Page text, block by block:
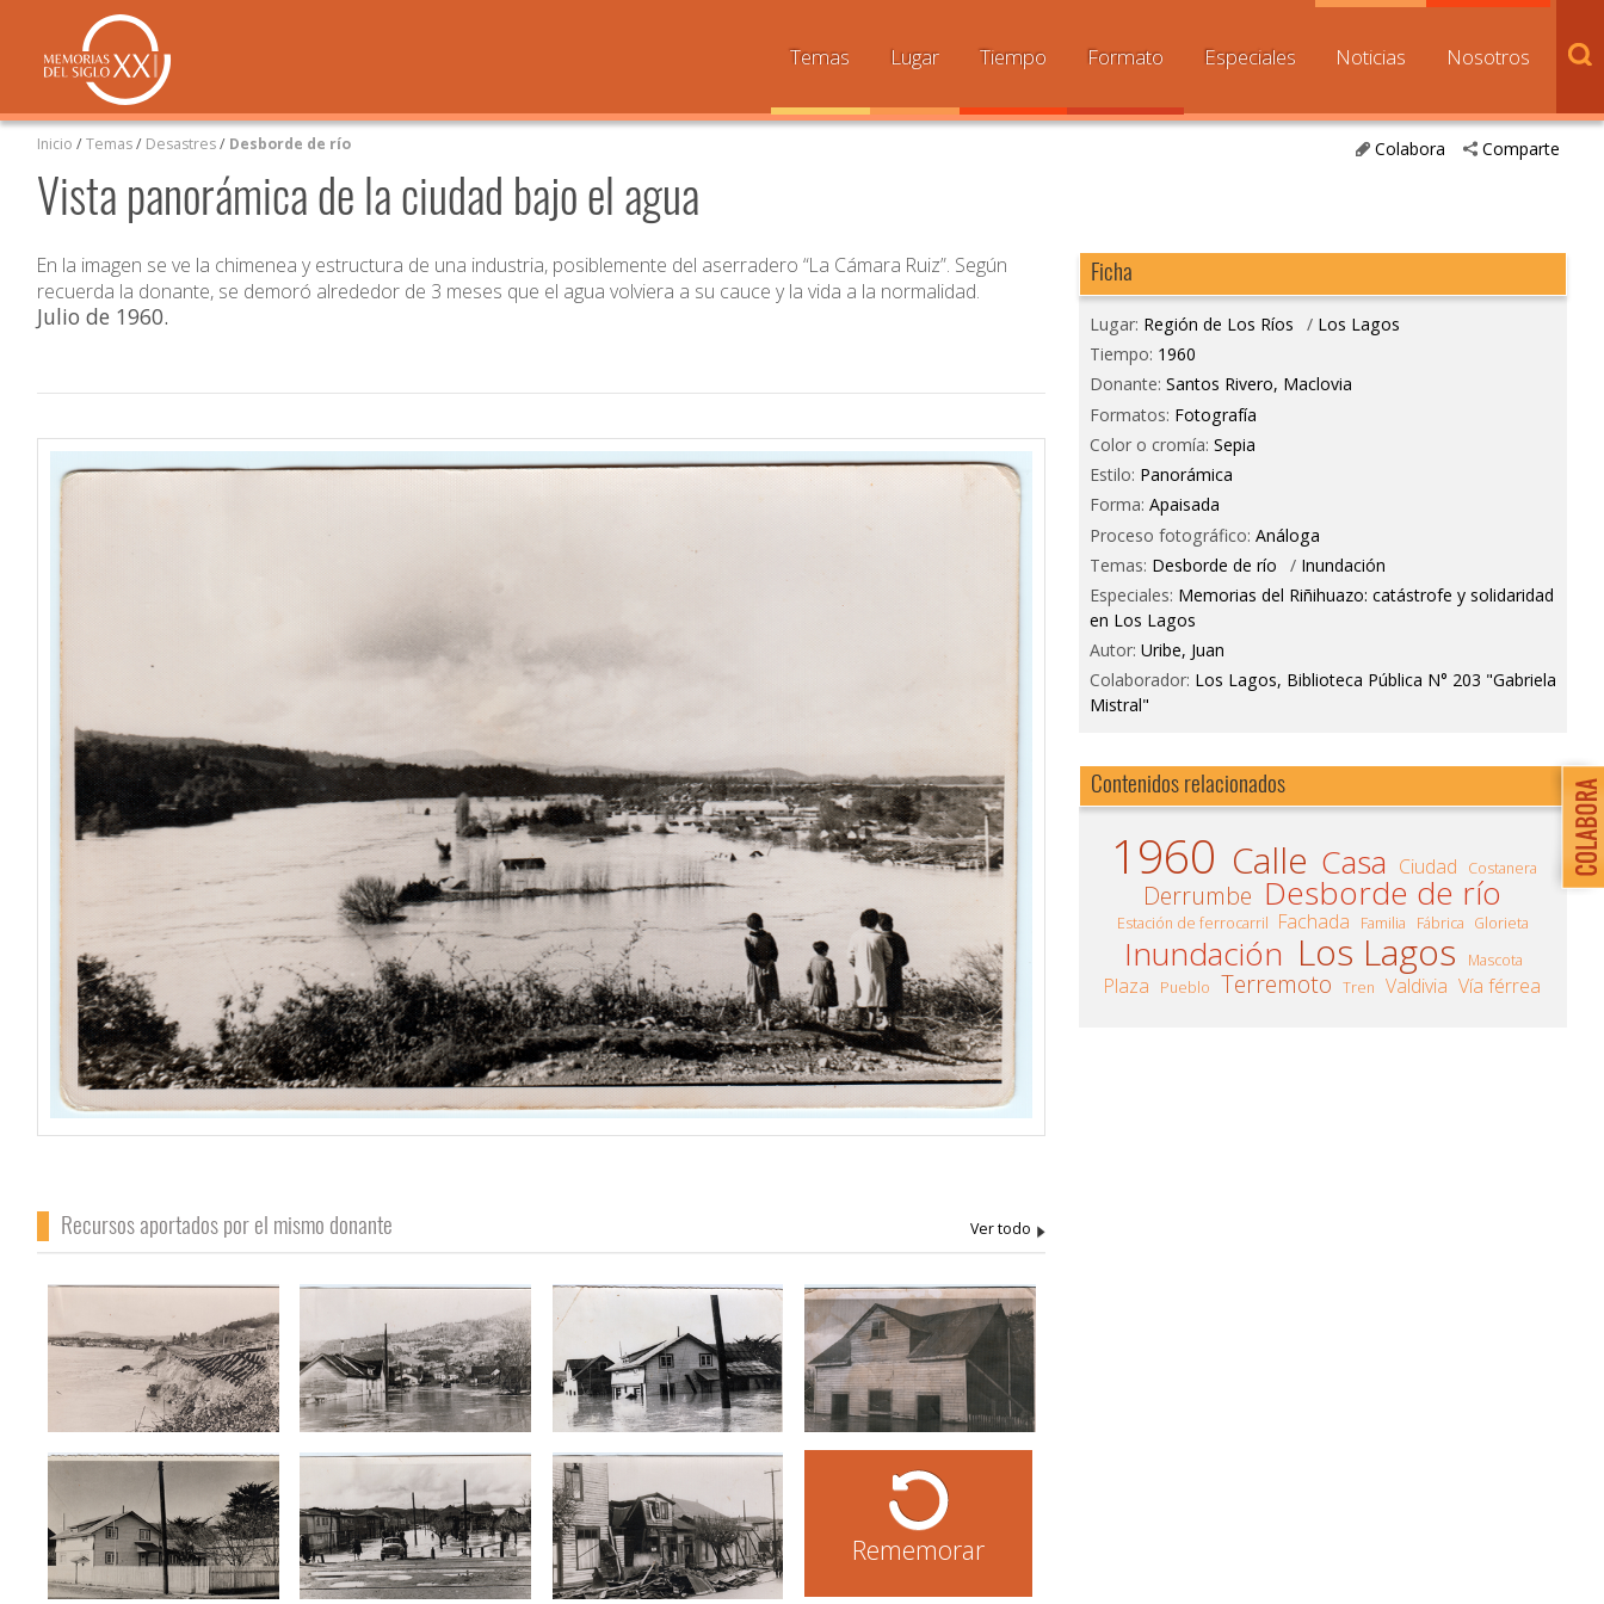
Temas Lugar Tiempo Formato Especiales Noticias Nosotros
Comparte
Colabora
Inicio /Temas/ Desastres/ Desborde de río
Vista panorámica de la ciudad bajo el agua
En la imagen se ve la chimenea y estructura de una industria, posiblemente del aserradero “La Cámara Ruiz”. Según
recuerda la donante, se demoró alrededor de 3 meses que el agua volviera a su cauce y la vida a la normalidad.
Julio de 1960.
Recursos aportados por el mismo donante
Rememorar
Ficha
Lugar: Región de Los Ríos / Los Lagos
Tiempo: 1960
Donante: Santos Rivero, Maclovia
Formatos: Fotografía
Color o cromía: Sepia
Estilo: Panorámica
Forma: Apaisada
Proceso fotográfico: Análoga
Temas: Desborde de río / Inundación
Especiales: Memorias del Riñihuazo: catástrofe y solidaridad
en Los Lagos
Autor: Uribe, Juan
Colaborador: Los Lagos, Biblioteca Pública N° 203 "Gabriela
Mistral"
Contenidos relacionados
1960 Calle Casa Ciudad Costanera
Derrumbe Desborde de río
Estación de ferrocarril Fachada Familia Fábrica Glorieta
Inundación Los Lagos Mascota
Plaza Pueblo Terremoto Tren Valdivia Vía férrea